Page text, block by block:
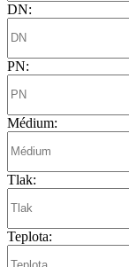
DN:
PN:
Médium:
Tlak:
Teplota: